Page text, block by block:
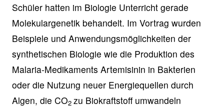
Schüler hatten im Biologie Unterricht gerade
Molekulargenetik behandelt. Im Vortrag wurden
Beispiele und Anwendungsmöglichkeiten der
synthetischen Biologie wie die Produktion des
Malaria-Medikaments Artemisinin in Bakterien
oder die Nutzung neuer Energiequellen durch
Algen, die CO2 zu Biokraftstoff umwandeln